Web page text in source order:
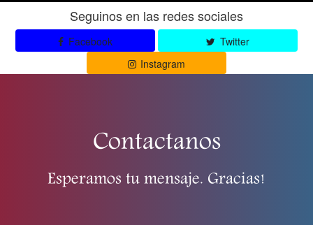
Seguinos en las redes sociales
Facebook
Twitter
Instagram
Contactanos
Esperamos tu mensaje. Gracias!